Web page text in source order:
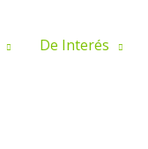
De Interés